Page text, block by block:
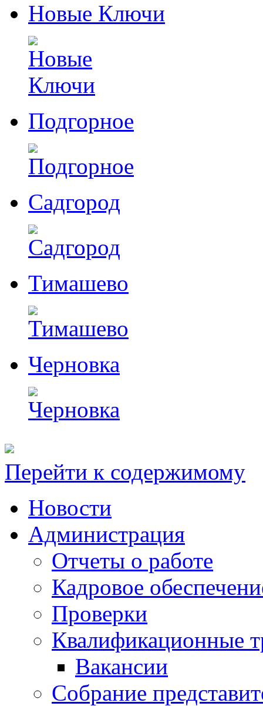
Новые Ключи
Подгорное
Садгород
Тимашево
Черновка
Перейти к содержимому
Новости
Администрация
Отчеты о работе
Кадровое
Проверки
Квалификационные
Вакансии
Собрание